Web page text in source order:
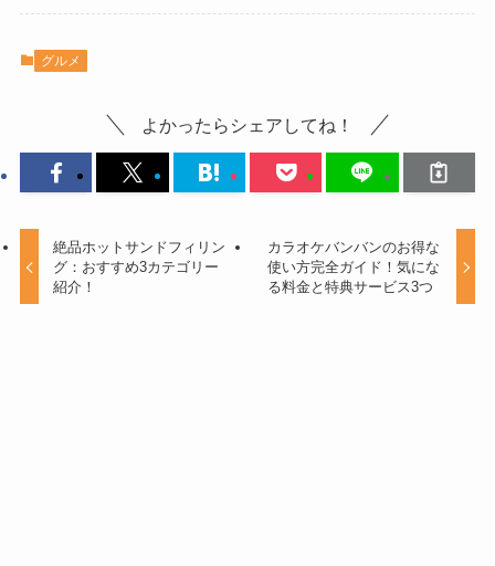
グルメ
よかったらシェアしてね！
絶品ホットサンドフィリン
グ：おすすめ3カテゴリー
紹介！
カラオケバンバンのお得な
使い方完全ガイド！気にな
る料金と特典サービス3つ